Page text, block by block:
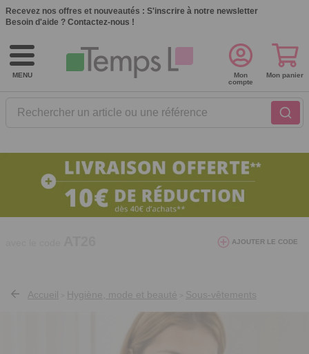
Recevez nos offres et nouveautés : S'inscrire à notre newsletter
Besoin d'aide ? Contactez-nous !
MENU
Rechercher un article ou une référence
Mon
compte
Mon panier
10€ de réduction dès 40€ d'achat. Offre
valable du 03/08/2026 au 12/08/2026.
AJOUTER LE CODE
Accueil Hygiène, mode et beauté Sous-vêtements